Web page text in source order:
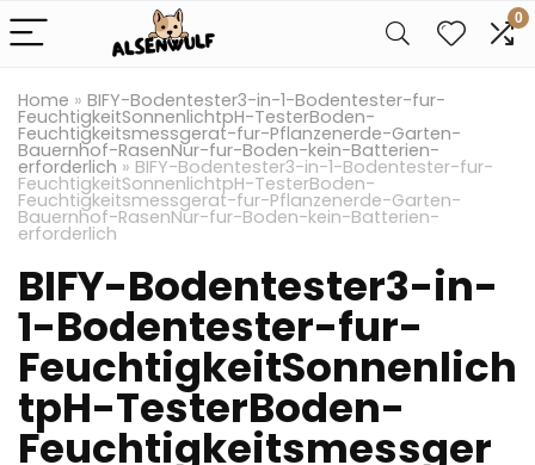
0
Home » BIFY-Bodentester3-in-1-Bodentester-fur-
FeuchtigkeitSonnenlichtpH-TesterBoden-
Feuchtigkeitsmessgerat-fur-Pflanzenerde-Garten-
Bauernhof-RasenNur-fur-Boden-kein-Batterien-
erforderlich » BIFY-Bodentester3-in-1-Bodentester-fur-
FeuchtigkeitSonnenlichtpH-TesterBoden-
Feuchtigkeitsmessgerat-fur-Pflanzenerde-Garten-
Bauernhof-RasenNur-fur-Boden-kein-Batterien-
erforderlich
BIFY-Bodentester3-in-
1-Bodentester-fur-
FeuchtigkeitSonnenlich
tpH-TesterBoden-
Feuchtigkeitsmessger